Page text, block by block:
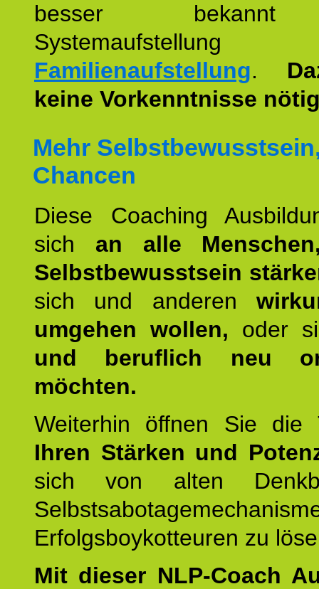
besser
Familienaufstellung.
keine Vorkenntnisse
Mehr
Chancen
Diese Coaching
sich an alle
Selbstbewusstsein
sich und anderen
umgehen wollen, oder
und beruflich neu
möchten.
Weiterhin öffnen Sie
Ihren Stärken und
sich von alten
Erfolgsboykotteuren zu
Mit dieser NLP-Coach